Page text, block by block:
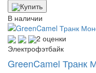
Купить
В наличии
2 оценки
Электрофэтбайк
GreenCamel Транк